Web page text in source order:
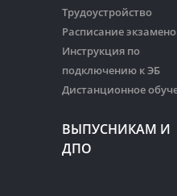
Трудоустройство
Расписание
Инструкция по
подключению к ЭБ
Дистанционное
ВЫПУСНИКАМ И
ДПО